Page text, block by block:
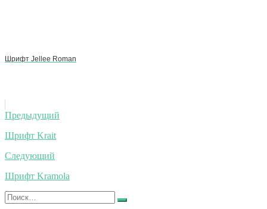
Шрифт Jellee Roman
Навигация
по
записям
Предыдущий
Шрифт Krait
Следующий
Шрифт Kramola
Искать:
Найти